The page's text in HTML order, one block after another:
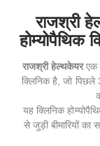
राजश्री
होम्योपैथिक
राजश्री हेल्थकेयरएक
क्लिनिक है, जो पिछले
यह क्लिनिक
से जुड़ी बीमारियों का